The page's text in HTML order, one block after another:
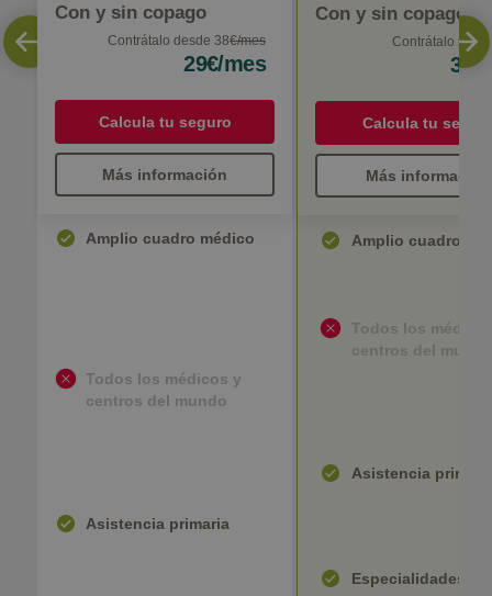
Con y sin copago
Contrátalo desde 38€/mes
29€/mes
Calcula tu seguro
Más información
Amplio cuadro médico
Todos los médicos y
centros del mundo
Asistencia primaria
Con y sin copago
Contrátalo por
Calcula tu
Más información
Amplio cuadro
Todos los
centros del mundo
Asistencia
Especialidades